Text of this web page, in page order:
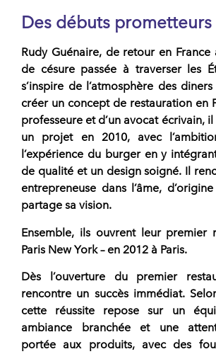
Des débuts prometteurs
Rudy Guénaire, de retour en France
de césure passée à traverser les
s’inspire de l’atmosphère des
créer un concept de restauration en
professeure et d’un avocat écrivain,
un projet en 2010, avec
l’expérience du burger en y
de qualité et un design soigné. Il
entrepreneuse dans l’âme,
partage sa vision.
Ensemble, ils ouvrent leur premier
Paris New York – en 2012 à Paris.
Dès l’ouverture du premier
rencontre un succès immédiat.
cette réussite repose sur un
ambiance branchée et une
portée aux produits, avec des